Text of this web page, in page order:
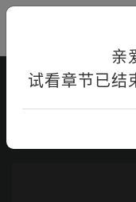
亲
试看章节已结
首页 在线学习